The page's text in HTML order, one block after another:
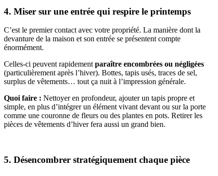
4. Miser sur une entrée qui respire le printemps
C’est le premier contact avec votre propriété. La manière dont la
devanture de la maison et son entrée se présentent compte
énormément.
Celles-ci peuvent rapidement paraître encombrées ou négligées
(particulièrement après l’hiver). Bottes, tapis usés, traces de sel,
surplus de vêtements… tout ça nuit à l’impression générale.
Quoi faire : Nettoyer en profondeur, ajouter un tapis propre et
simple, en plus d’intégrer un élément vivant devant ou sur la porte
comme une couronne de fleurs ou des plantes en pots. Retirer les
pièces de vêtements d’hiver fera aussi un grand bien.
5. Désencombrer stratégiquement chaque pièce